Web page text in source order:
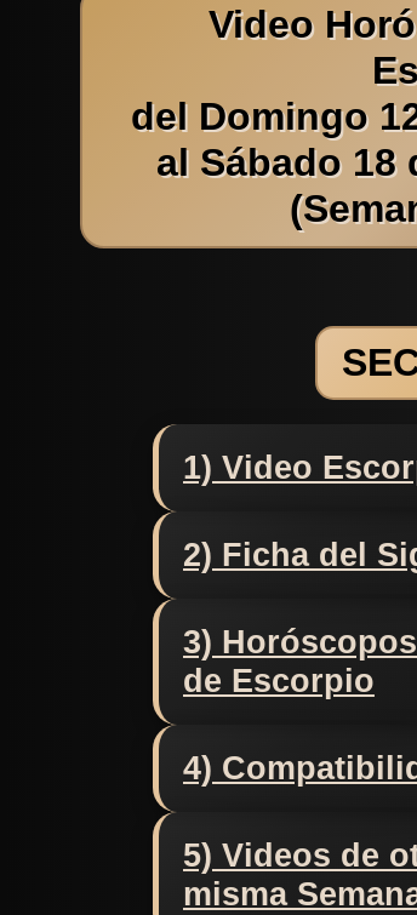
Video
del Domingo
al Sábado 18
1) Video
2) Ficha del
3)
de Escorpio
4)
5) Videos de
misma